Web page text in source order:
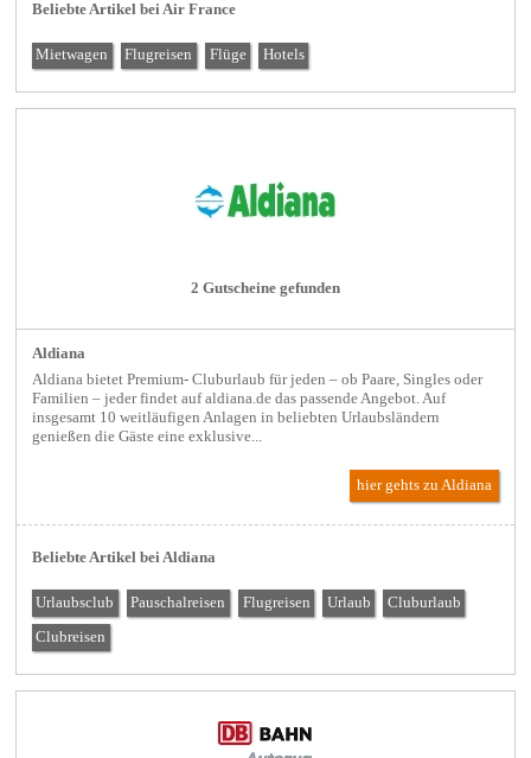
Beliebte Artikel bei Air France
Mietwagen Flugreisen Flüge Hotels
2 Gutscheine gefunden
Aldiana
Aldiana bietet Premium- Cluburlaub für jeden – ob Paare, Singles oder
Familien – jeder findet auf aldiana.de das passende Angebot. Auf
insgesamt 10 weitläufigen Anlagen in beliebten Urlaubsländern
genießen die Gäste eine exklusive...
hier gehts zu Aldiana
Beliebte Artikel bei Aldiana
Urlaubsclub Pauschalreisen Flugreisen Urlaub Cluburlaub
Clubreisen